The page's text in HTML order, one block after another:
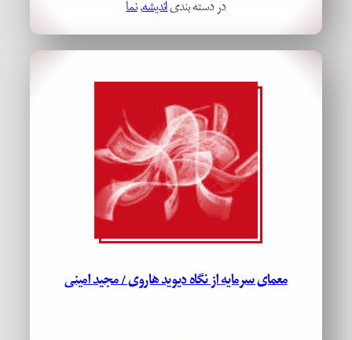
در دسته بندیاندیشه, نما
معمای سرمایه از نگاه دیوید هاروی / مجید امینی